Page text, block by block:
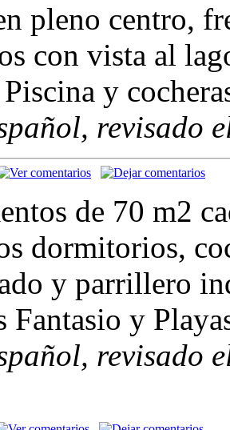
pleno centro,
con vista al
y
revisado
de 70 m2
dormitorios,
y parrillero
Fantasio y
revisado